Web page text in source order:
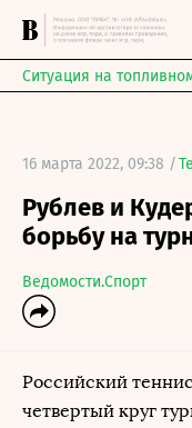
Ситуация на
16 марта 2022, 09:38 /
Рублев и
борьбу на
Ведомости.Спорт
Российский
четвертый круг